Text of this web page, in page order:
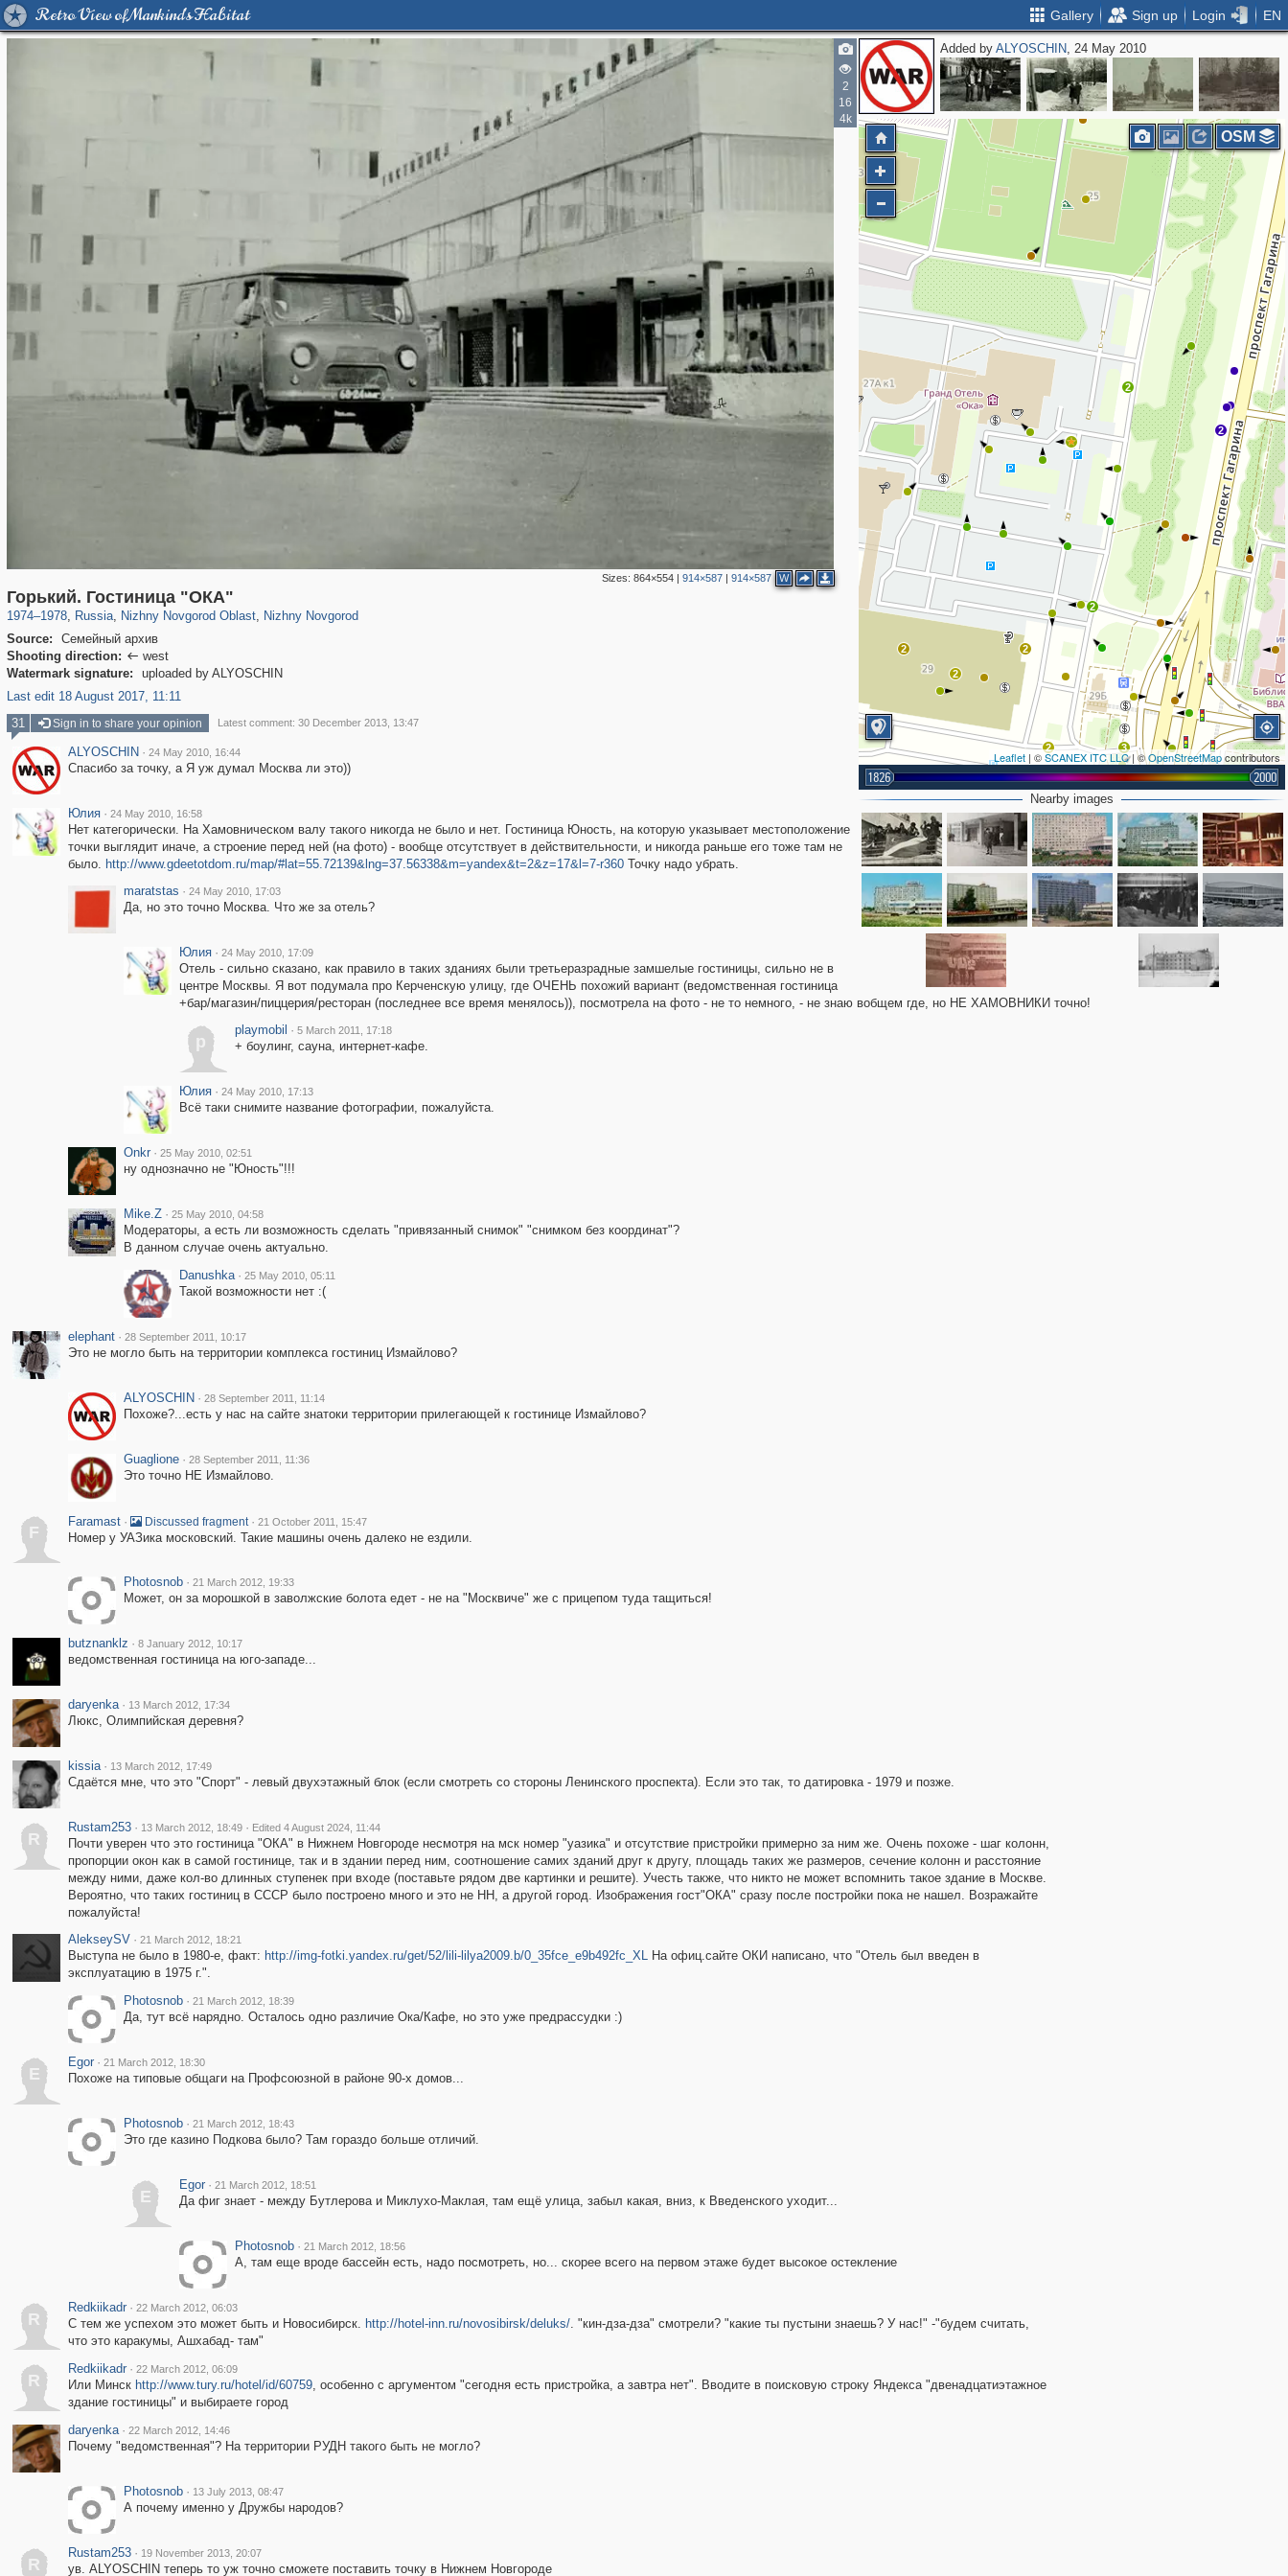
Retro View of Mankind's Habitat Gallery Sign up Login EN
2
16
4k
Sizes: 864×554| 914×587| 914×587 W
Горький. Гостиница "ОКА"
1974–1978, Russia
1,407,363 29,248
, Nizhny Novgorod Oblast
27,536 373
, Nizhny Novgorod
Source:
Семейный архив
Shooting direction:  west
Watermark signature:
uploaded by ALYOSCHIN
Last edit 18 August 2017, 11:11
Added byALYOSCHIN, 24 May 2010
2
2
2
2
2
2
2
2
2
2
3
Leaflet | ©SCANEX ITC LLC| ©OpenStreetMapcontributors
1826 2000
OSM
Nearby images
31 Sign in to share your opinion Latest comment: 30 December 2013, 13:47
ALYOSCHIN · 24 May 2010, 16:44
Спасибо за точку, а Я уж думал Москва ли это))
Юлия · 24 May 2010, 16:58
Нет категорически. На Хамовническом валу такого никогда не было и нет. Гостиница Юность, на которую указывает местоположение
точки выглядит иначе, а строение перед ней (на фото) - вообще отсутствует в действительности, и никогда раньше его тоже там не
было. http://www.gdeetotdom.ru/map/#lat=55.72139&lng=37.56338&m=yandex&t=2&z=17&l=7-r360Точку надо убрать.
maratstas · 24 May 2010, 17:03
Да, но это точно Москва. Что же за отель?
Юлия · 24 May 2010, 17:09
Отель - сильно сказано, как правило в таких зданиях были третьеразрадные замшелые гостиницы, сильно не в
центре Москвы. Я вот подумала про Керченскую улицу, где ОЧЕНЬ похожий вариант (ведомственная гостиница
+бар/магазин/пиццерия/ресторан (последнее все время менялось)), посмотрела на фото - не то немного, - не знаю вобщем где, но НЕ ХАМОВНИКИ точно!
p
playmobil · 5 March 2011, 17:18
+ боулинг, сауна, интернет-кафе.
Юлия · 24 May 2010, 17:13
Всё таки снимите название фотографии, пожалуйста.
Onkr · 25 May 2010, 02:51
ну однозначно не "Юность"!!!
Mike.Z · 25 May 2010, 04:58
Модераторы, а есть ли возможность сделать "привязанный снимок" "снимком без координат"?
В данном случае очень актуально.
Danushka · 25 May 2010, 05:11
Такой возможности нет :(
elephant · 28 September 2011, 10:17
Это не могло быть на территории комплекса гостиниц Измайлово?
ALYOSCHIN · 28 September 2011, 11:14
Похоже?...есть у нас на сайте знатоки территории прилегающей к гостинице Измайлово?
Guaglione · 28 September 2011, 11:36
Это точно НЕ Измайлово.
F
Faramast · Discussed fragment · 21 October 2011, 15:47
Номер у УАЗика московский. Такие машины очень далеко не ездили.
Photosnob · 21 March 2012, 19:33
Может, он за морошкой в заволжские болота едет - не на "Москвиче" же с прицепом туда тащиться!
butznanklz · 8 January 2012, 10:17
ведомственная гостиница на юго-западе...
daryenka · 13 March 2012, 17:34
Люкс, Олимпийская деревня?
kissia · 13 March 2012, 17:49
Сдаётся мне, что это "Спорт" - левый двухэтажный блок (если смотреть со стороны Ленинского проспекта). Если это так, то датировка - 1979 и позже.
R
Rustam253 · 13 March 2012, 18:49 · Edited 4 August 2024, 11:44
Почти уверен что это гостиница "ОКА" в Нижнем Новгороде несмотря на мск номер "уазика" и отсутствие пристройки примерно за ним же. Очень похоже - шаг колонн,
пропорции окон как в самой гостинице, так и в здании перед ним, соотношение самих зданий друг к другу, площадь таких же размеров, сечение колонн и расстояние
между ними, даже кол-во длинных ступенек при входе (поставьте рядом две картинки и решите). Учесть также, что никто не может вспомнить такое здание в Москве.
Вероятно, что таких гостиниц в СССР было построено много и это не НН, а другой город. Изображения гост"ОКА" сразу после постройки пока не нашел. Возражайте
пожалуйста!
AlekseySV · 21 March 2012, 18:21
Выступа не было в 1980-е, факт: http://img-fotki.yandex.ru/get/52/lili-lilya2009.b/0_35fce_e9b492fc_XLНа офиц.сайте ОКИ написано, что "Отель был введен в
эксплуатацию в 1975 г.".
Photosnob · 21 March 2012, 18:39
Да, тут всё нарядно. Осталось одно различие Ока/Кафе, но это уже предрассудки :)
E
Egor · 21 March 2012, 18:30
Похоже на типовые общаги на Профсоюзной в районе 90-х домов...
Photosnob · 21 March 2012, 18:43
Это где казино Подкова было? Там гораздо больше отличий.
E
Egor · 21 March 2012, 18:51
Да фиг знает - между Бутлерова и Миклухо-Маклая, там ещё улица, забыл какая, вниз, к Введенского уходит...
Photosnob · 21 March 2012, 18:56
А, там еще вроде бассейн есть, надо посмотреть, но... скорее всего на первом этаже будет высокое остекление
R
Redkiikadr · 22 March 2012, 06:03
С тем же успехом это может быть и Новосибирск. http://hotel-inn.ru/novosibirsk/deluks/. "кин-дза-дза" смотрели? "какие ты пустыни знаешь? У нас!" -"будем считать,
что это каракумы, Ашхабад- там"
R
Redkiikadr · 22 March 2012, 06:09
Или Минск http://www.tury.ru/hotel/id/60759, особенно с аргументом "сегодня есть пристройка, а завтра нет". Вводите в поисковую строку Яндекса "двенадцатиэтажное
здание гостиницы" и выбираете город
daryenka · 22 March 2012, 14:46
Почему "ведомственная"? На территории РУДН такого быть не могло?
Photosnob · 13 July 2013, 08:47
А почему именно у Дружбы народов?
R
Rustam253 · 19 November 2013, 20:07
ув. ALYOSCHIN теперь то уж точно сможете поставить точку в Нижнем Новгороде